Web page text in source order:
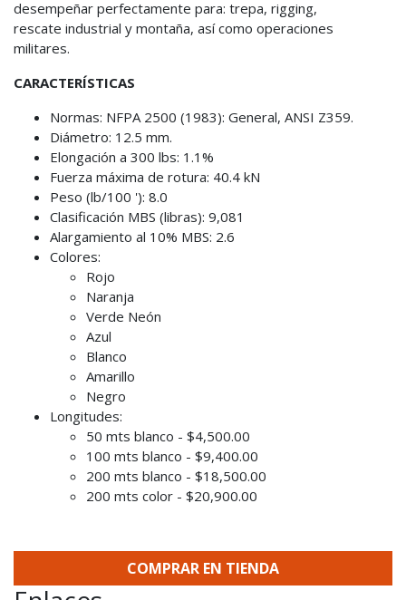
desempeñar perfectamente para: trepa, rigging,
rescate industrial y montaña, así como operaciones
militares.
CARACTERÍSTICAS
Normas: NFPA 2500 (1983): General, ANSI Z359.
Diámetro: 12.5 mm.
Elongación a 300 lbs: 1.1%
Fuerza máxima de rotura: 40.4 kN
Peso (lb/100 '): 8.0
Clasificación MBS (libras): 9,081
Alargamiento al 10% MBS: 2.6
Colores:
Rojo
Naranja
Verde Neón
Azul
Blanco
Amarillo
Negro
Longitudes:
50 mts blanco - $4,500.00
100 mts blanco - $9,400.00
200 mts blanco - $18,500.00
200 mts color - $20,900.00
COMPRAR EN TIENDA